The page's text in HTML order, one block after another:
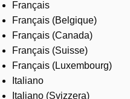
Français
Français (Belgique)
Français (Canada)
Français (Suisse)
Français (Luxembourg)
Italiano
Italiano (Svizzera)